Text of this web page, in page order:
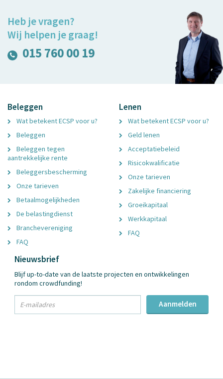
Heb je vragen?
Wij helpen je graag!
015 760 00 19
Beleggen
Wat betekent ECSP voor u?
Beleggen
Beleggen tegen
aantrekkelijke rente
Beleggersbescherming
Onze tarieven
Betaalmogelijkheden
De belastingdienst
Branchevereniging
FAQ
Lenen
Wat betekent ECSP voor u?
Geld lenen
Acceptatiebeleid
Risicokwalificatie
Onze tarieven
Zakelijke financiering
Groeikapitaal
Werkkapitaal
FAQ
Nieuwsbrief
Blijf up-to-date van de laatste projecten en ontwikkelingen
rondom crowdfunding!
Email
Aanmelden